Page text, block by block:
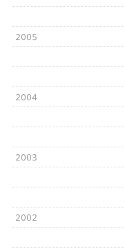
2005
2004
2003
2002